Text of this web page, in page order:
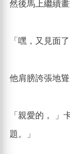
然後馬上繼續畫
「嘿，又見面
他肩膀誇張地
「親愛的， 」
題。」